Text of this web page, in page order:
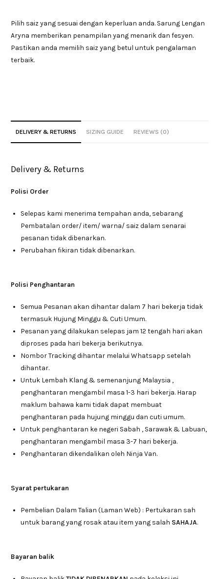
Pilih saiz yang sesuai dengan keperluan anda. Sarung Lengan
Aryna memberikan penampilan yang menarik dan fesyen.
Pastikan anda memilih saiz yang betul untuk pengalaman
terbaik.
DELIVERY & RETURNS SIZING GUIDE REVIEWS (0)
Delivery & Returns
Polisi Order
Selepas kami menerima tempahan anda, sebarang
Pembatalan order/ item/ warna/ saiz dalam senarai
pesanan tidak dibenarkan.
Perubahan fikiran tidak dibenarkan.
Polisi Penghantaran
Semua Pesanan akan dihantar dalam 7 hari bekerja tidak
termasuk Hujung Minggu & Cuti Umum.
Pesanan yang dilakukan selepas jam 12 tengah hari akan
diproses pada hari bekerja berikutnya.
Nombor Tracking dihantar melalui Whatsapp setelah
dihantar.
Untuk Lembah Klang & semenanjung Malaysia ,
penghantaran mengambil masa 1-3 hari bekerja. Harap
maklum bahawa kami tidak dapat membuat
penghantaran pada hujung minggu dan cuti umum.
Untuk penghantaran ke negeri Sabah , Sarawak & Labuan,
penghantaran mengambil masa 3-7 hari bekerja.
Penghantaran dikendalikan oleh Ninja Van.
Syarat pertukaran
Pembelian Dalam Talian (Laman Web) : Pertukaran sah
untuk barang yang rosak atau item yang salah SAHAJA.
Bayaran balik